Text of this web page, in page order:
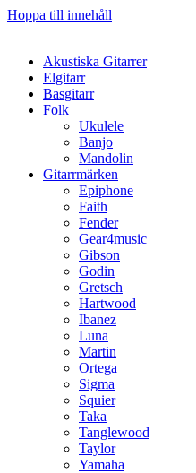
Hoppa till innehåll
Akustiska Gitarrer
Elgitarr
Basgitarr
Folk
Ukulele
Banjo
Mandolin
Gitarrmärken
Epiphone
Faith
Fender
Gear4music
Gibson
Godin
Gretsch
Hartwood
Ibanez
Luna
Martin
Ortega
Sigma
Squier
Taka
Tanglewood
Taylor
Yamaha